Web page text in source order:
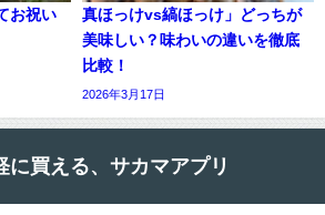
お祝い
真ほっけvs縞ほっけ」どっちが
美味しい？味わいの違いを徹底
比較！
2026年3月17日
に買える、サカマアプリ